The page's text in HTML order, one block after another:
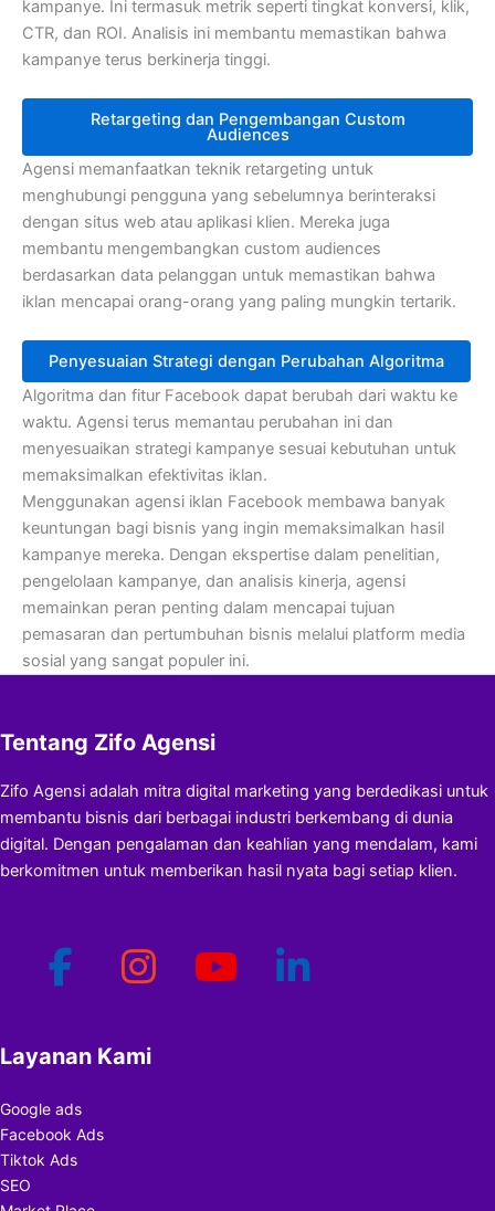
kampanye. Ini termasuk metrik seperti tingkat konversi, klik,
CTR, dan ROI. Analisis ini membantu memastikan bahwa
kampanye terus berkinerja tinggi.
Retargeting dan Pengembangan Custom
Audiences
Agensi memanfaatkan teknik retargeting untuk
menghubungi pengguna yang sebelumnya berinteraksi
dengan situs web atau aplikasi klien. Mereka juga
membantu mengembangkan custom audiences
berdasarkan data pelanggan untuk memastikan bahwa
iklan mencapai orang-orang yang paling mungkin tertarik.
Penyesuaian Strategi dengan Perubahan Algoritma
Algoritma dan fitur Facebook dapat berubah dari waktu ke
waktu. Agensi terus memantau perubahan ini dan
menyesuaikan strategi kampanye sesuai kebutuhan untuk
memaksimalkan efektivitas iklan.
Menggunakan agensi iklan Facebook membawa banyak
keuntungan bagi bisnis yang ingin memaksimalkan hasil
kampanye mereka. Dengan ekspertise dalam penelitian,
pengelolaan kampanye, dan analisis kinerja, agensi
memainkan peran penting dalam mencapai tujuan
pemasaran dan pertumbuhan bisnis melalui platform media
sosial yang sangat populer ini.
Tentang Zifo Agensi
Zifo Agensi adalah mitra digital marketing yang berdedikasi untuk
membantu bisnis dari berbagai industri berkembang di dunia
digital. Dengan pengalaman dan keahlian yang mendalam, kami
berkomitmen untuk memberikan hasil nyata bagi setiap klien.
Layanan Kami
Google ads
Facebook Ads
Tiktok Ads
SEO